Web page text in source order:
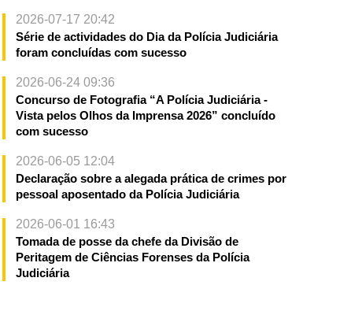
2026-07-17 20:42
Série de actividades do Dia da Polícia Judiciária
foram concluídas com sucesso
2026-06-24 09:36
Concurso de Fotografia “A Polícia Judiciária -
Vista pelos Olhos da Imprensa 2026” concluído
com sucesso
2026-06-05 12:04
Declaração sobre a alegada prática de crimes por
pessoal aposentado da Polícia Judiciária
2026-06-01 16:43
Tomada de posse da chefe da Divisão de
Peritagem de Ciências Forenses da Polícia
Judiciária